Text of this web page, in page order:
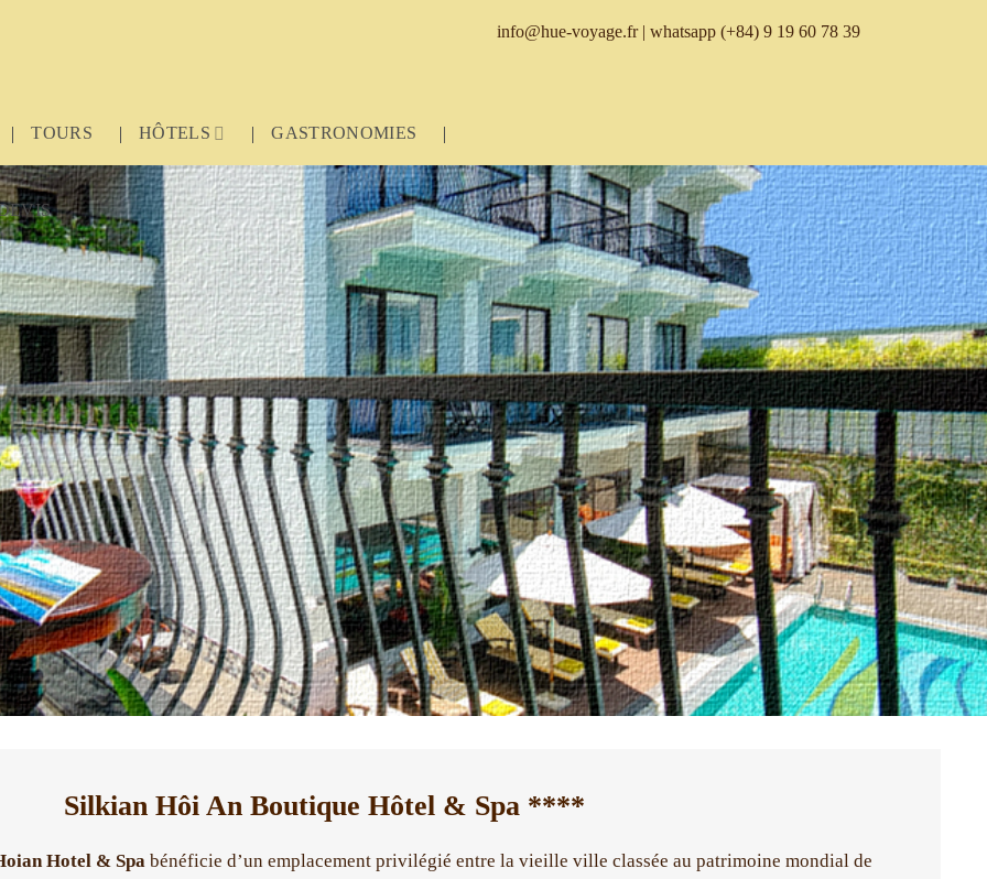
TOURS HÔTELS GASTRONOMIES
info@hue-voyage.fr| whatsapp (+84) 9 19 60 78 39
Silkian Hôi An Boutique Hôtel & Spa ****
Hotel & Spabénéficie d’un emplacement privilégié entre la vieille ville classée au patrimoine mondial de